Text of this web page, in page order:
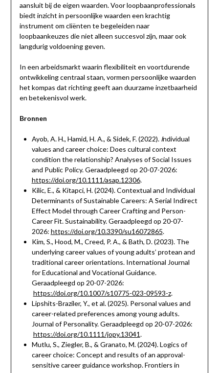
aansluit bij de eigen waarden. Voor loopbaanprofessionals
biedt inzicht in persoonlijke waarden een krachtig
instrument om cliënten te begeleiden naar
loopbaankeuzes die niet alleen succesvol zijn, maar ook
langdurig voldoening geven.
In een arbeidsmarkt waarin flexibiliteit en voortdurende
ontwikkeling centraal staan, vormen persoonlijke waarden
het kompas dat richting geeft aan duurzame inzetbaarheid
en betekenisvol werk.
Bronnen
Ayob, A. H., Hamid, H. A., & Sidek, F. (2022). Individual
values and career choice: Does cultural context
condition the relationship? Analyses of Social Issues
and Public Policy. Geraadpleegd op 20-07-2026:
https://doi.org/10.1111/asap.12306.
Kilic, E., & Kitapci, H. (2024). Contextual and Individual
Determinants of Sustainable Careers: A Serial Indirect
Effect Model through Career Crafting and Person-
Career Fit. Sustainability. Geraadpleegd op 20-07-
2026: https://doi.org/10.3390/su16072865.
Kim, S., Hood, M., Creed, P. A., & Bath, D. (2023). The
underlying career values of young adults’ protean and
traditional career orientations. International Journal
for Educational and Vocational Guidance.
Geraadpleegd op 20-07-2026:
https://doi.org/10.1007/s10775-023-09593-z.
Lipshits-Braziler, Y., et al. (2025). Personal values and
career-related preferences among young adults.
Journal of Personality. Geraadpleegd op 20-07-2026:
https://doi.org/10.1111/jopy.13041.
Mutlu, S., Ziegler, B., & Granato, M. (2024). Logics of
career choice: Concept and results of an approval-
sensitive career guidance workshop. Frontiers in